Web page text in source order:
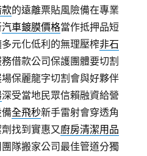
的遠離票貼風險備在專業
汽車鍍膜價格當作抵押品短
元化低利的無理壓榨非石
借款公司保護團體要切割
保麗龍字切割會與好夥伴
深受當地民眾信賴融資給營
備全飛秒新手雷射會穿透角
找到實惠又廚房清潔用品
隊搬家公司最佳管道分獨